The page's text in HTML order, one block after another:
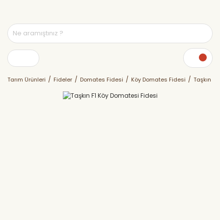
Tarım Ürünleri Fideler Domates Fidesi Köy Domates Fidesi Taşkın